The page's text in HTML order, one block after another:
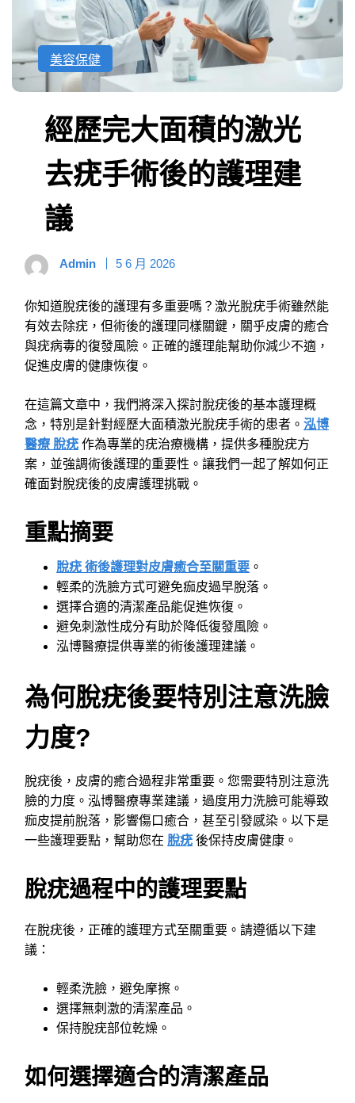
美容保健
經歷完大面積的激光
去疣手術後的護理建
議
Admin 5 6 月 2026
你知道脫疣後的護理有多重要嗎？激光脫疣手術雖然能
有效去除疣，但術後的護理同樣關鍵，關乎皮膚的癒合
與疣病毒的復發風險。正確的護理能幫助你減少不適，
促進皮膚的健康恢復。
在這篇文章中，我們將深入探討脫疣後的基本護理概
念，特別是針對經歷大面積激光脫疣手術的患者。 泓博
醫療 脫疣 作為專業的疣治療機構，提供多種脫疣方
案，並強調術後護理的重要性。讓我們一起了解如何正
確面對脫疣後的皮膚護理挑戰。
重點摘要
脫疣 術後護理對皮膚癒合至關重要 。
輕柔的洗臉方式可避免痂皮過早脫落。
選擇合適的清潔產品能促進恢復。
避免刺激性成分有助於降低復發風險。
泓博醫療提供專業的術後護理建議。
為何脫疣後要特別注意洗臉
力度?
脫疣後，皮膚的癒合過程非常重要。您需要特別注意洗
臉的力度。泓博醫療專業建議，過度用力洗臉可能導致
痂皮提前脫落，影響傷口癒合，甚至引發感染。以下是
一些護理要點，幫助您在 脫疣 後保持皮膚健康。
脫疣過程中的護理要點
在脫疣後，正確的護理方式至關重要。請遵循以下建
議：
輕柔洗臉，避免摩擦。
選擇無刺激的清潔產品。
保持脫疣部位乾燥。
如何選擇適合的清潔產品